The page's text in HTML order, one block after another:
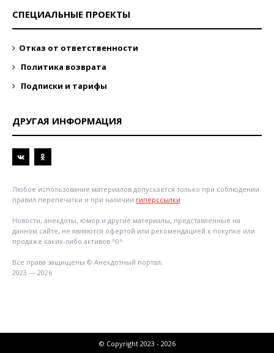
СПЕЦИАЛЬНЫЕ ПРОЕКТЫ
Отказ от ответственности
Политика возврата
Подписки и тарифы
ДРУГАЯ ИНФОРМАЦИЯ
Любое использование материалов допускается только при соблюдении
правил перепечатки и при наличии гиперссылки
Новости, анекдоты, юмор и другие материалы, представленные на
данном сайте, не являются офертой или рекомендацией к покупке или
продаже каких-либо активов ^0^
Все права защищены © Анекдотный портал,
2023 — 2026
© Copyright 2023 - 2026